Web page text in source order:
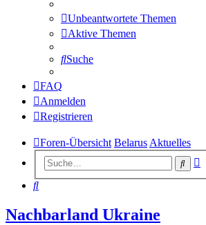
Unbeantwortete Themen
Aktive Themen
Suche
FAQ
Anmelden
Registrieren
Foren-Übersicht Belarus Aktuelles
Suche
Suche
Nachbarland Ukraine